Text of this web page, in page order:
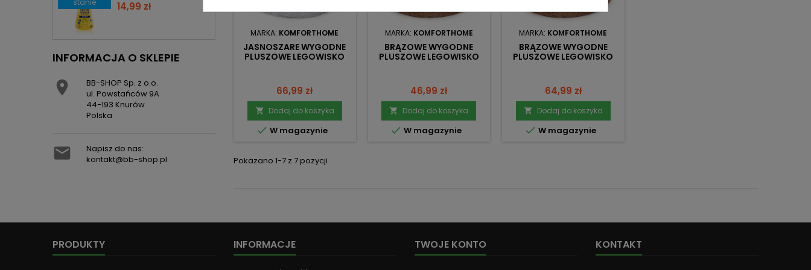
Cena
14,99 zł
INFORMACJA O SKLEPIE

BB-SHOP Sp. z o.o.
ul. Powstańców 9A
44-193 Knurów
Polska

Napisz do nas:
kontakt@bb-shop.pl
MARKA: KOMFORTHOME
JASNOSZARE WYGODNE
PLUSZOWE LEGOWISKO
Cena
66,99 zł
 Dodaj do koszyka
 W magazynie
MARKA: KOMFORTHOME
BRĄZOWE WYGODNE
PLUSZOWE LEGOWISKO
Cena
46,99 zł
 Dodaj do koszyka
 W magazynie
MARKA: KOMFORTHOME
BRĄZOWE WYGODNE
PLUSZOWE LEGOWISKO
Cena
64,99 zł
 Dodaj do koszyka
 W magazynie
Pokazano 1-7 z 7 pozycji
PRODUKTY INFORMACJE TWOJE KONTO KONTAKT